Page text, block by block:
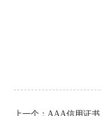
上一个：AAA信用证书